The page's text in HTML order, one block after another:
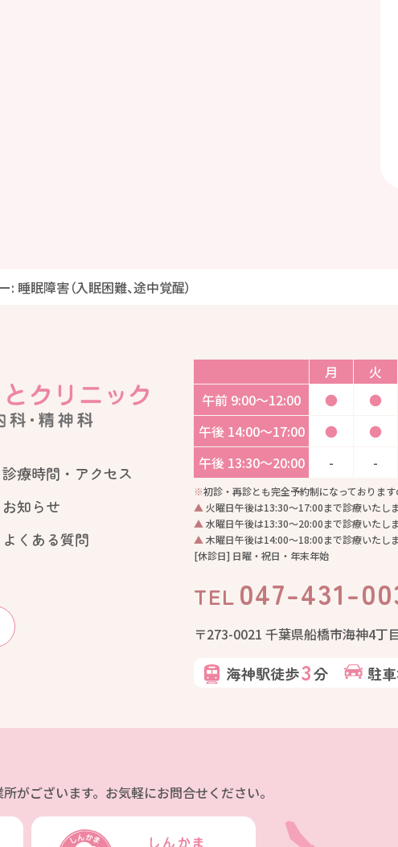
: 睡眠障害（入眠困難、途中覚醒）
月 火
午前 9:00〜12:00 ● ●
午後 14:00〜17:00 ● ●
午後 13:30〜20:00 - -
※初診・再診とも完全予約制になっておりま
▲ 火曜日午後は13:30〜17:00まで診療いたしま
▲ 水曜日午後は13:30〜20:00まで診療いたしま
▲ 木曜日午後は14:00〜18:00まで診療いたしま
[休診日] 日曜・祝日・年末年始
TEL 047-431-
〒273-0021 千葉県船橋市海神4丁
海神駅徒歩3分 駐
診療時間・アクセス
お知らせ
よくある質問
がございます。お気軽にお問合せください。